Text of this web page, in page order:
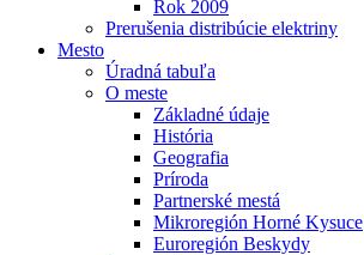
Rok 2009
Prerušenia distribúcie elektriny
Mesto
Úradná tabuľa
O meste
Základné údaje
História
Geografia
Príroda
Partnerské mestá
Mikroregión Horné Kysuce
Euroregión Beskydy